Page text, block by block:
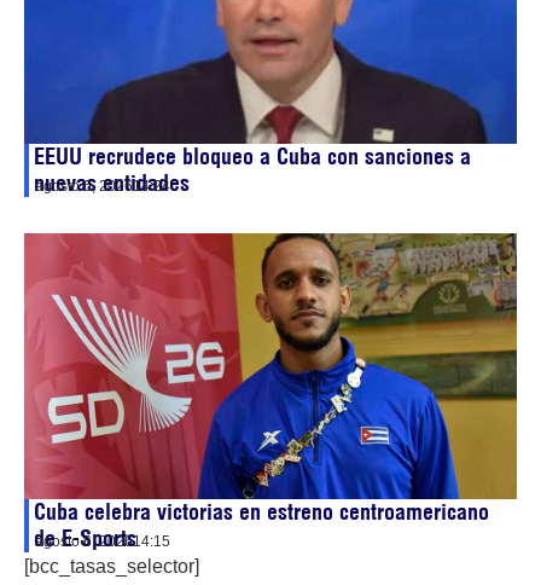
EEUU recrudece bloqueo a Cuba con sanciones a
nuevas entidades
agosto 6, 202614:24
Cuba celebra victorias en estreno centroamericano
de E-Sports
agosto 6, 202614:15
[bcc_tasas_selector]